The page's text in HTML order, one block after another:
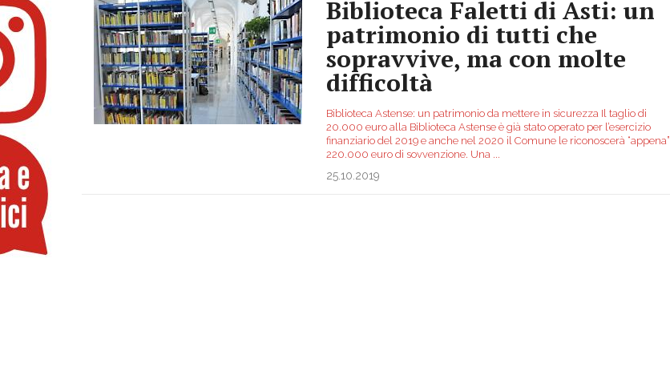
Biblioteca Faletti di Asti: un
patrimonio di tutti che
sopravvive, ma con molte
difficoltà
Biblioteca Astense: un patrimonio da mettere in sicurezza Il taglio di
20.000 euro alla Biblioteca Astense è già stato operato per l’esercizio
finanziario del 2019 e anche nel 2020 il Comune le riconoscerà “appena”
220.000 euro di sovvenzione. Una
25.10.2019